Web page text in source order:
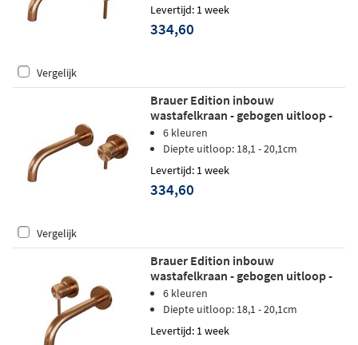
Levertijd: 1 week
334,60
Vergelijk
Brauer Edition inbouw
wastafelkraan - gebogen uitloop -
rozetten - hendel 5 rechts -
geborsteld koper PVD
6 kleuren
Diepte uitloop: 18,1 - 20,1cm
Levertijd: 1 week
334,60
Vergelijk
Brauer Edition inbouw
wastafelkraan - gebogen uitloop -
rozetten - hendel 1 links - geborsteld
koper PVD
6 kleuren
Diepte uitloop: 18,1 - 20,1cm
Levertijd: 1 week